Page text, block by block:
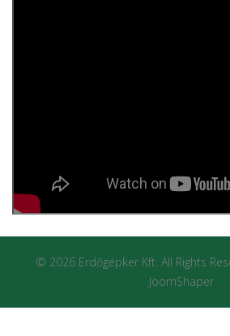
© 2026 Erdőgépker Kft. All Rights
JoomShaper